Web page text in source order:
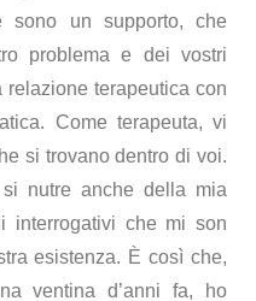
sono un supporto, che
problema e dei vostri
terapeutica con
Come terapeuta, vi
si trovano dentro di voi.
si nutre anche della mia
interrogativi che mi son
esistenza. È così che,
ventina d’anni fa, ho